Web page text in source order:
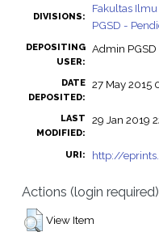
DIVISIONS:
Fakultas Ilmu
PGSD -
DEPOSITING
USER:
Admin PGSD
DATE
DEPOSITED:
27 May 2015
LAST
MODIFIED:
29 Jan 2019
URI: http://
Actions (login required)
View Item